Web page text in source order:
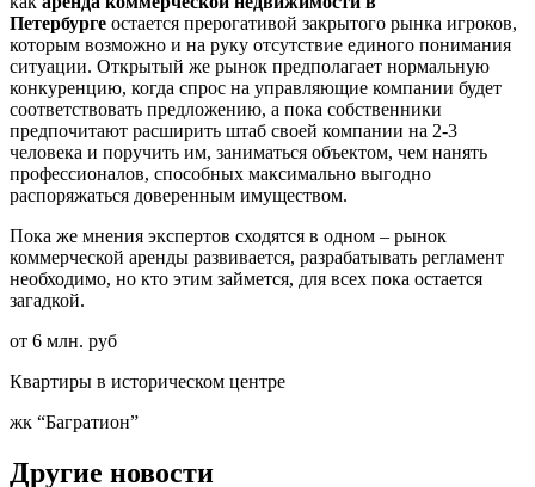
Петербурге остается прерогативой закрытого рынка игроков,
которым возможно и на руку отсутствие единого понимания
ситуации. Открытый же рынок предполагает нормальную
конкуренцию, когда спрос на управляющие компании будет
соответствовать предложению, а пока собственники
предпочитают расширить штаб своей компании на 2-3
человека и поручить им, заниматься объектом, чем нанять
профессионалов, способных максимально выгодно
распоряжаться доверенным имуществом.
Пока же мнения экспертов сходятся в одном – рынок
коммерческой аренды развивается, разрабатывать регламент
необходимо, но кто этим займется, для всех пока остается
загадкой.
от 6 млн. руб
Квартиры в историческом центре
жк “Багратион”
Другие новости